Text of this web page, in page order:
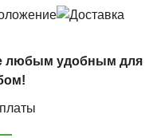
любым удобным для